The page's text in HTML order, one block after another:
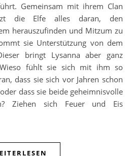
Gemeinsam mit ihrem Clan
die Elfe alles daran, den
herauszufinden und Mitzum zu
sie Unterstützung von dem
bringt Lysanna aber ganz
Wieso fühlt sie sich mit ihm so
dass sie sich vor Jahren schon
dass sie beide geheimnisvolle
Ziehen sich Feuer und Eis